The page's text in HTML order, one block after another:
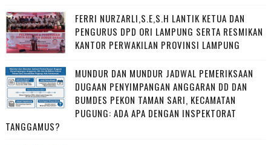
FERRI NURZARLI,S.E,S.H LANTIK KETUA DAN
PENGURUS DPD ORI LAMPUNG SERTA RESMIKAN
KANTOR PERWAKILAN PROVINSI LAMPUNG
MUNDUR DAN MUNDUR JADWAL PEMERIKSAAN
DUGAAN PENYIMPANGAN ANGGARAN DD DAN
BUMDES PEKON TAMAN SARI, KECAMATAN
PUGUNG: ADA APA DENGAN INSPEKTORAT
TANGGAMUS?